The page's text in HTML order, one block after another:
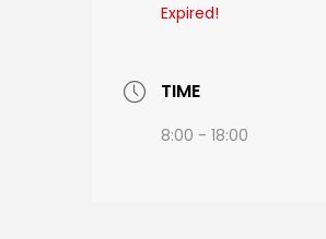
Expired!
TIME
8:00 - 18:00